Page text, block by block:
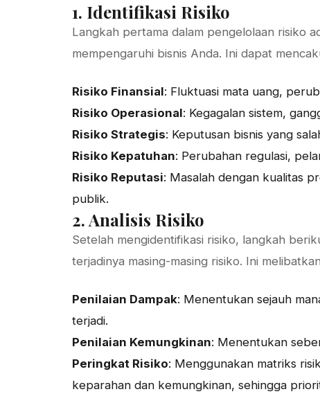
1. Identifikasi Risiko
Langkah pertama dalam pengelolaan risiko
mempengaruhi bisnis Anda. Ini dapat
Risiko Finansial: Fluktuasi mata uang,
Risiko Operasional: Kegagalan sistem,
Risiko Strategis: Keputusan bisnis yang
Risiko Kepatuhan: Perubahan regulasi,
Risiko Reputasi: Masalah dengan kualitas
publik.
2. Analisis Risiko
Setelah mengidentifikasi risiko, langkah
terjadinya masing-masing risiko. Ini
Penilaian Dampak: Menentukan sejauh
terjadi.
Penilaian Kemungkinan: Menentukan
Peringkat Risiko: Menggunakan matriks
keparahan dan kemungkinan, sehingga